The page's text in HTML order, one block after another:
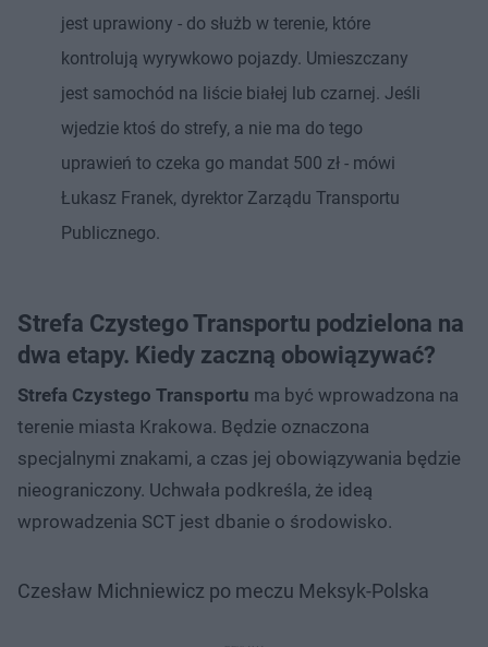
jest uprawiony - do służb w terenie, które
kontrolują wyrywkowo pojazdy. Umieszczany
jest samochód na liście białej lub czarnej. Jeśli
wjedzie ktoś do strefy, a nie ma do tego
uprawień to czeka go mandat 500 zł - mówi
Łukasz Franek, dyrektor Zarządu Transportu
Publicznego.
Strefa Czystego Transportu podzielona na
dwa etapy. Kiedy zaczną obowiązywać?
Strefa Czystego Transportu ma być wprowadzona na
terenie miasta Krakowa. Będzie oznaczona
specjalnymi znakami, a czas jej obowiązywania będzie
nieograniczony. Uchwała podkreśla, że ideą
wprowadzenia SCT jest dbanie o środowisko.
Czesław Michniewicz po meczu Meksyk-Polska